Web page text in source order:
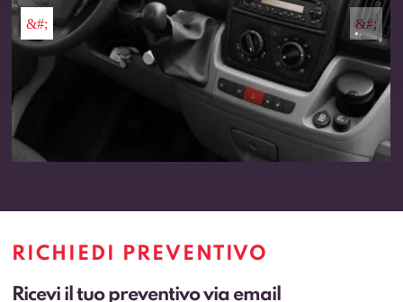
RICHIEDI PREVENTIVO
Ricevi il tuo preventivo via email